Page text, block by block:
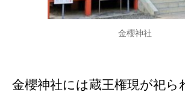
金櫻神社
金櫻神社には蔵王権現が祀ら